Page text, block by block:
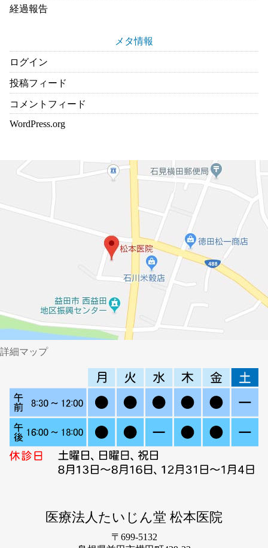
経過報告
メタ情報
ログイン
投稿フィード
コメントフィード
WordPress.org
詳細マップ
医療法人たいじん堂 松本医院
〒699-5132